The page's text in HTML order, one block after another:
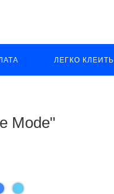
ЛЕГКО КЛЕИТЬ
Mode"